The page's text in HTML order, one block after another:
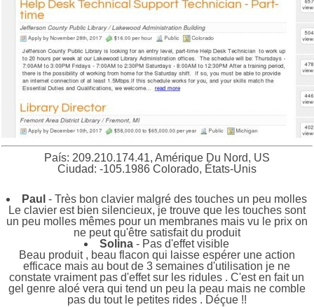
País: 209.210.174.41, Amérique Du Nord, US
Ciudad: -105.1986 Colorado, États-Unis
Paul - Très bon clavier malgré des touches un peu molles
Le clavier est bien silencieux, je trouve que les touches sont
un peu molles mêmes pour un membranes mais vu le prix on
ne peut qu'être satisfait du produit
Solina - Pas d'effet visible
Beau produit , beau flacon qui laisse espérer une action
efficace mais au bout de 3 semaines d'utilisation je ne
constate vraiment pas d'effet sur les ridules . C'est en fait un
gel genre aloé vera qui tend un peu la peau mais ne comble
pas du tout le petites rides . Déçue !!